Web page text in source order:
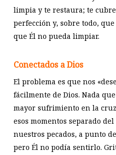
limpia y te restaura; te
perfección y, sobre todo,
que Él no pueda limpiar.
Conectados a Dios
El problema es que nos
fácilmente de Dios. Nada
mayor sufrimiento en la
esos momentos separado
nuestros pecados, a punto
pero Él no podía sentirlo.